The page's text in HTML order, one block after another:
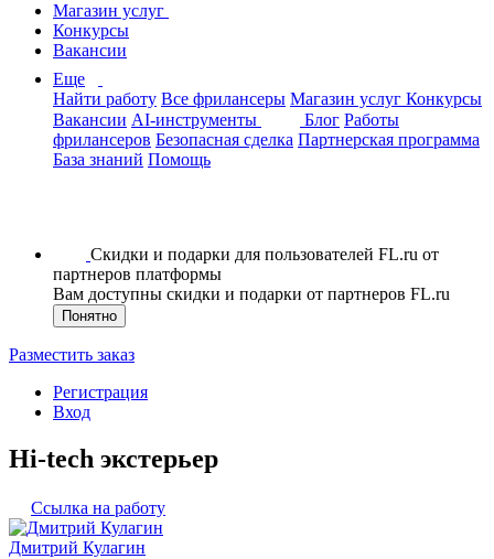
Магазин услуг
Конкурсы
Вакансии
Еще
Найти работу Все фрилансеры Магазин услуг Конкурсы
Вакансии AI-инструменты Блог Работы
фрилансеров Безопасная сделка Партнерская программа
База знаний Помощь
Скидки и подарки для пользователей FL.ru от
партнеров платформы
Вам доступны скидки и подарки от партнеров FL.ru
Понятно
Разместить заказ
Регистрация
Вход
Hi-tech экстерьер
Ссылка на работу
Дмитрий Кулагин